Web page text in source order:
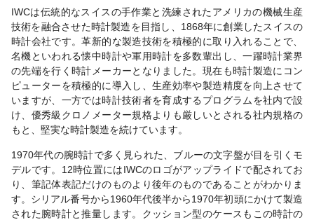
IWCは伝統的なスイスの手作業と洗練されたアメリカの機械生産
技術を融合させた時計製造を目指し、1868年に創業したスイスの
時計会社です。革新的な製造技術を積極的に取り入れることで、
名機といわれる懐中時計や軍用時計を多数輩出し、一躍時計業界
の先端を行く時計メーカーとなりました。現在も時計製造にコン
ピューターを積極的に導入し、生産効率や製造精度を向上させて
いますが、一方では時計技術者を育成するプログラムを社内で設
け、優秀級クロノメーター規格よりも厳しいとされる社内規格の
もと、堅実な時計製造を続けています。
1970年代の腕時計で多く見られた、ブルーの文字盤が目を引くモ
デルです。12時位置にはIWCのロゴがアップライドで配されてお
り、筆記体表記だけのものより後年のものであることがわかりま
す。シリアル番号から1960年代後半から1970年初頭にかけて製造
された腕時計と推量します。クッション型のケースもこの時計の